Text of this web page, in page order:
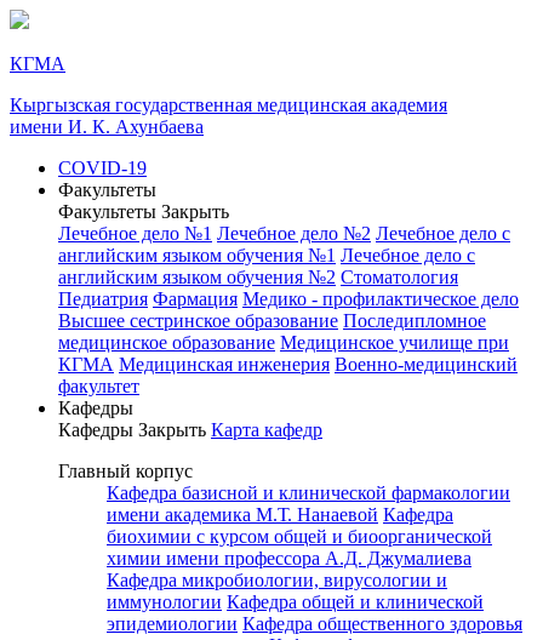
КГМА
Кыргызская государственная медицинская академия
имени И. К. Ахунбаева
COVID-19
Факультеты
Факультеты Закрыть
Лечебное дело №1 Лечебное дело №2 Лечебное дело с
английским языком обучения №1 Лечебное дело с
английским языком обучения №2 Стоматология
Педиатрия Фармация Медико - профилактическое дело
Высшее сестринское образование Последипломное
медицинское образование Медицинское училище при
КГМА Медицинская инженерия Военно-медицинский
факультет
Кафедры
Кафедры Закрыть Карта кафедр
Главный корпус
Кафедра базисной и клинической фармакологии
имени академика М.Т. Нанаевой Кафедра
биохимии с курсом общей и биоорганической
химии имени профессора А.Д. Джумалиева
Кафедра микробиологии, вирусологии и
иммунологии Кафедра общей и клинической
эпидемиологии Кафедра общественного здоровья